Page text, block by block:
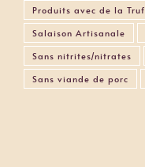
Produits avec de la
Salaison Artisanale
Sans nitrites/nitrates
Sans viande de porc